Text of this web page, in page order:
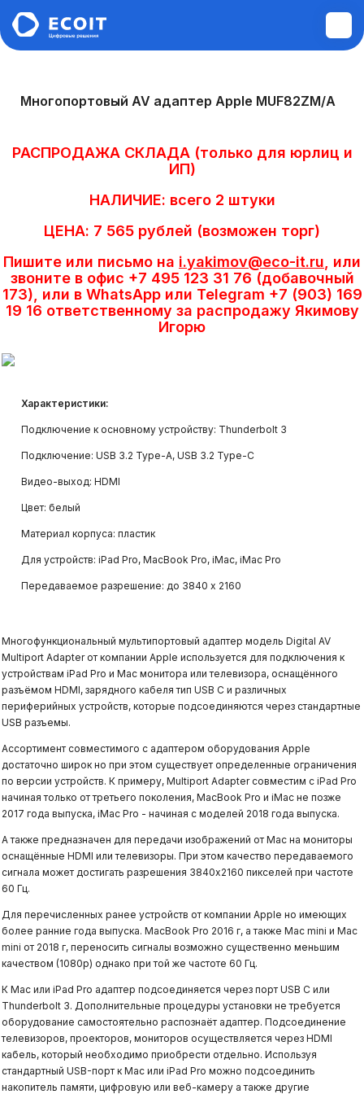
Многопортовый AV адаптер Apple MUF82ZM/A
РАСПРОДАЖА СКЛАДА (только для юрлиц и
ИП)
НАЛИЧИЕ: всего 2 штуки
ЦЕНА: 7 565 рублей (возможен торг)
Пишите или письмо на i.yakimov@eco-it.ru , или
звоните в офис +7 495 123 31 76 (добавочный
173), или в WhatsApp или Telegram +7 (903) 169
19 16 ответственному за распродажу Якимову
Игорю
Характеристики:
Подключение к основному устройству: Thunderbolt 3
Подключение: USB 3.2 Type-A, USB 3.2 Type-C
Видео-выход: HDMI
Цвет: белый
Материал корпуса: пластик
Для устройств: iPad Pro, MacBook Pro, iMac, iMac Pro
Передаваемое разрешение: до 3840 х 2160
Многофункциональный мультипортовый адаптер модель Digital AV
Multiport Adapter от компании Apple используется для подключения к
устройствам iPad Pro и Mac монитора или телевизора, оснащённого
разъёмом HDMI, зарядного кабеля тип USB C и различных
периферийных устройств, которые подсоединяются через стандартные
USB разъемы.
Ассортимент совместимого с адаптером оборудования Apple
достаточно широк но при этом существует определенные ограничения
по версии устройств. К примеру, Multiport Adapter совместим с iPad Pro
начиная только от третьего поколения, MacBook Pro и iMac не позже
2017 года выпуска, iMac Pro - начиная с моделей 2018 года выпуска.
А также предназначен для передачи изображений от Mac на мониторы
оснащённые HDMI или телевизоры. При этом качество передаваемого
сигнала может достигать разрешения 3840x2160 пикселей при частоте
60 Гц.
Для перечисленных ранее устройств от компании Apple но имеющих
более ранние года выпуска. MacBook Pro 2016 г, а также Mac mini и Mac
mini от 2018 г, переносить сигналы возможно существенно меньшим
качеством (1080p) однако при той же частоте 60 Гц.
К Mac или iPad Pro адаптер подсоединяется через порт USB C или
Thunderbolt 3. Дополнительные процедуры установки не требуется
оборудование самостоятельно распознаёт адаптер. Подсоединение
телевизоров, проекторов, мониторов осуществляется через HDMI
кабель, который необходимо приобрести отдельно. Используя
стандартный USB-порт к Mac или iPad Pro можно подсоединить
накопитель памяти, цифровую или веб-камеру а также другие
Монтажные и пусконаладочные
Диагностика и ремонт техники
Аудит инфраструктуры
Построение ЛВС, WI-FI,
Информационной безопасности,
Сервера, СХД
Системы управления электронной
Системы видеонаблюдения и
видеоаналитики
Структурированные кабельные
системы
Системы контроля и управления